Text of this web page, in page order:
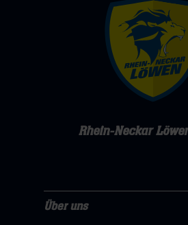
Rhein-Neckar
Über uns